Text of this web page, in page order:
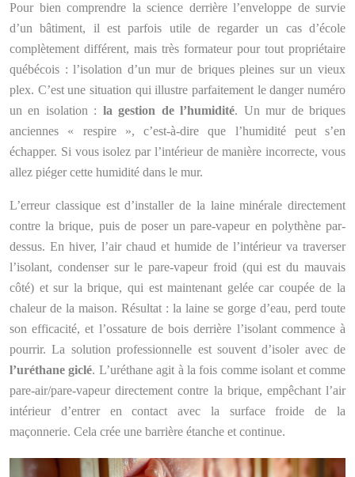
Pour bien comprendre la science derrière l’enveloppe de survie
d’un bâtiment, il est parfois utile de regarder un cas d’école
complètement différent, mais très formateur pour tout propriétaire
québécois : l’isolation d’un mur de briques pleines sur un vieux
plex. C’est une situation qui illustre parfaitement le danger numéro
un en isolation : la gestion de l’humidité. Un mur de briques
anciennes « respire », c’est-à-dire que l’humidité peut s’en
échapper. Si vous isolez par l’intérieur de manière incorrecte, vous
allez piéger cette humidité dans le mur.
L’erreur classique est d’installer de la laine minérale directement
contre la brique, puis de poser un pare-vapeur en polythène par-
dessus. En hiver, l’air chaud et humide de l’intérieur va traverser
l’isolant, condenser sur le pare-vapeur froid (qui est du mauvais
côté) et sur la brique, qui est maintenant gelée car coupée de la
chaleur de la maison. Résultat : la laine se gorge d’eau, perd toute
son efficacité, et l’ossature de bois derrière l’isolant commence à
pourrir. La solution professionnelle est souvent d’isoler avec de
l’uréthane giclé. L’uréthane agit à la fois comme isolant et comme
pare-air/pare-vapeur directement contre la brique, empêchant l’air
intérieur d’entrer en contact avec la surface froide de la
maçonnerie. Cela crée une barrière étanche et continue.